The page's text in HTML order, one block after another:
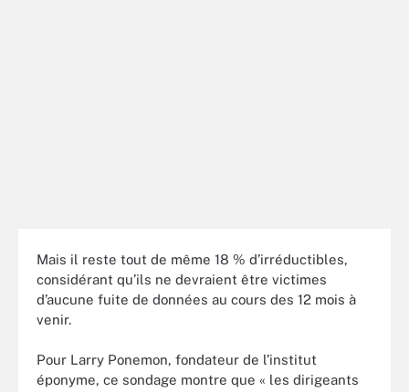
Mais il reste tout de même 18 % d’irréductibles,
considérant qu’ils ne devraient être victimes
d’aucune fuite de données au cours des 12 mois à
venir.
Pour Larry Ponemon, fondateur de l’institut
éponyme, ce sondage montre que « les dirigeants